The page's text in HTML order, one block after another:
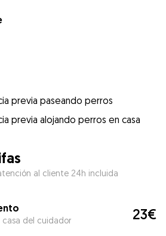
previa paseando perros
previa alojando perros en casa
al cliente 24h incluida
casa del cuidador 23€